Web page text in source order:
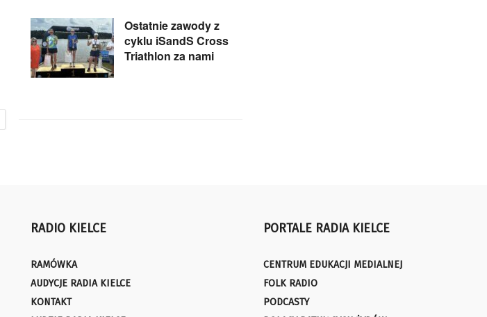
Ostatnie zawody z
cyklu iSandS Cross
Triathlon za nami
RADIO KIELCE
RAMÓWKA
AUDYCJE RADIA KIELCE
KONTAKT
PORTALE RADIA KIELCE
CENTRUM EDUKACJI MEDIALNEJ
FOLK RADIO
PODCASTY